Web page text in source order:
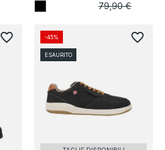
79,90 €
favorite_border -45%
ESAURITO
favorite_border